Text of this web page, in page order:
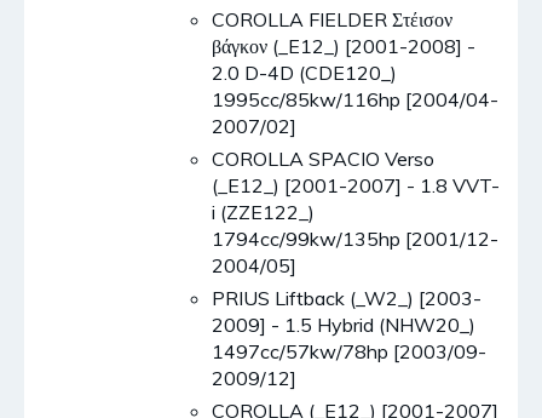
COROLLA FIELDER Στέισον
βάγκον (_E12_) [2001-2008] -
2.0 D-4D (CDE120_)
1995cc/85kw/116hp [2004/04-
2007/02]
COROLLA SPACIO Verso
(_E12_) [2001-2007] - 1.8 VVT-
i (ZZE122_)
1794cc/99kw/135hp [2001/12-
2004/05]
PRIUS Liftback (_W2_) [2003-
2009] - 1.5 Hybrid (NHW20_)
1497cc/57kw/78hp [2003/09-
2009/12]
COROLLA (_E12_) [2001-2007]